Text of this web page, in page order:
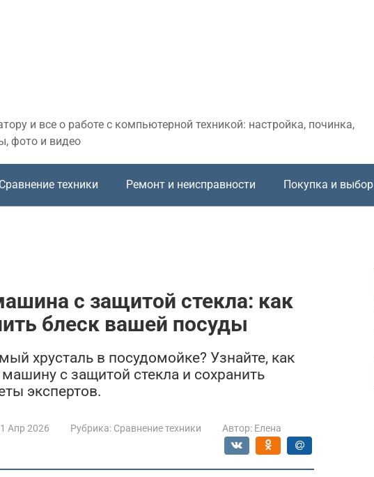
и все о работе с компьютерной техникой: настройка, починка,
фото и видео
Сравнение техники Ремонт и неисправности Покупка и выбор
с защитой стекла: как
блеск вашей посуды
хрусталь в посудомойке? Узнайте, как
с защитой стекла и сохранить
экспертов.
Апр 2026 Рубрика: Сравнение техники Автор: Елена